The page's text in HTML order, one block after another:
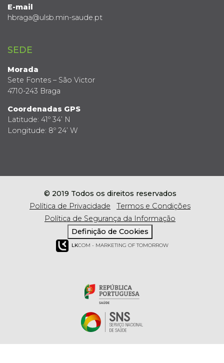
E-mail
hbraga@ulsb.min-saude.pt
SEDE
Morada
Sete Fontes – São Victor
4710-243 Braga
Coordenadas GPS
Latitude: 41º 34’ N
Longitude: 8º 24’ W
© 2019 Todos os direitos reservados
Política de Privacidade
Termos e Condições
Política de Segurança da Informação
Definição de Cookies
LKCOM - MARKETING OF TOMORROW